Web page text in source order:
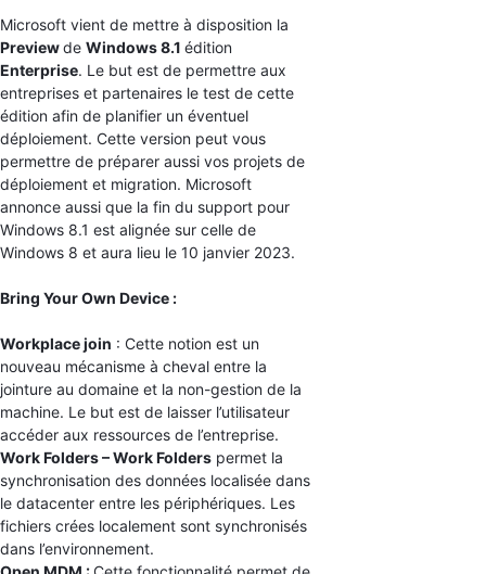
Microsoft vient de mettre à disposition la
Previewde Windows 8.1 édition
Enterprise. Le but est de permettre aux
entreprises et partenaires le test de cette
édition afin de planifier un éventuel
déploiement. Cette version peut vous
permettre de préparer aussi vos projets de
déploiement et migration. Microsoft
annonce aussi que la fin du support pour
Windows 8.1 est alignée sur celle de
Windows 8 et aura lieu le 10 janvier 2023.
Bring Your Own Device :
Workplace join : Cette notion est un
nouveau mécanisme à cheval entre la
jointure au domaine et la non-gestion de la
machine. Le but est de laisser l’utilisateur
accéder aux ressources de l’entreprise.
Work Folders – Work Folders permet la
synchronisation des données localisée dans
le datacenter entre les périphériques. Les
fichiers crées localement sont synchronisés
dans l’environnement.